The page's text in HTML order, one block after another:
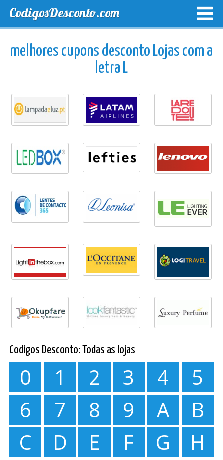
CodigosDesconto.com
melhores cupons desconto Lojas com a
letra L
Codigos Desconto: Todas as lojas
0 1 2 3 4
5
6
7 8 9 A
B
C
D E F G
H